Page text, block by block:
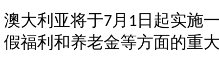
澳大利亚将于7月 1 日起实施
假福利和养老金等方面的重